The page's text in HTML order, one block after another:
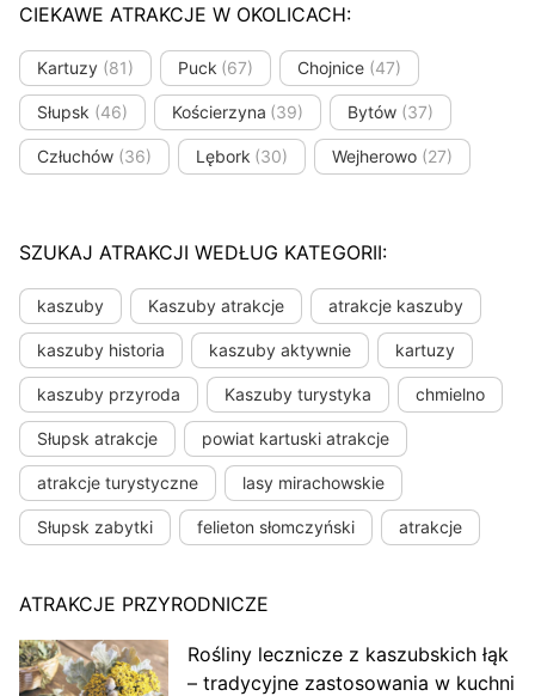
CIEKAWE ATRAKCJE W OKOLICACH:
Kartuzy (81) Puck (67) Chojnice (47)
Słupsk (46) Kościerzyna (39) Bytów (37)
Człuchów (36) Lębork (30) Wejherowo (27)
SZUKAJ ATRAKCJI WEDŁUG KATEGORII:
kaszuby Kaszuby atrakcje atrakcje kaszuby
kaszuby historia kaszuby aktywnie kartuzy
kaszuby przyroda Kaszuby turystyka chmielno
Słupsk atrakcje powiat kartuski atrakcje
atrakcje turystyczne lasy mirachowskie
Słupsk zabytki felieton słomczyński atrakcje
ATRAKCJE PRZYRODNICZE
Rośliny lecznicze z kaszubskich łąk
– tradycyjne zastosowania w kuchni